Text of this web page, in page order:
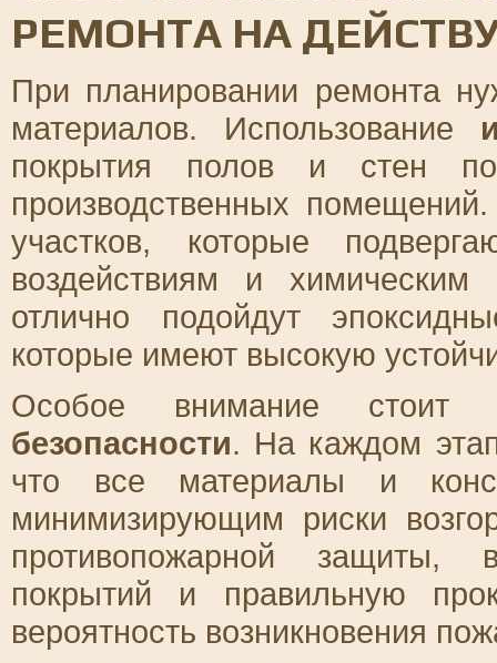
РЕМОНТА НА
При планировании ремонта
материалов. Использование
покрытия полов и стен
производственных
участков, которые
воздействиям и
отлично подойдут
которые имеют высокую
Особое внимание
безопасности. На каждом
что все материалы и
минимизирующим риски
противопожарной защиты,
покрытий и правильную
вероятность возникновения